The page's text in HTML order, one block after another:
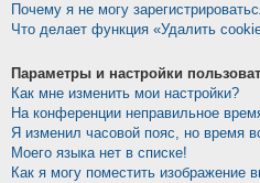
Почему я не могу
Что делает функция «Удалить
Параметры и настройки
Как мне изменить мои настройки?
На конференции неправильное
Я изменил часовой пояс, но время
Моего языка нет в списке!
Как я могу поместить изображение